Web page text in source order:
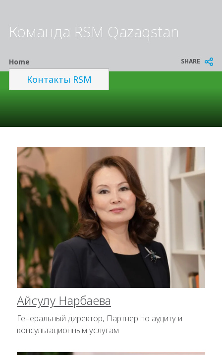
Breadcrumb
Home SHARE
Команда RSM Qazaqstan
Контакты RSM
Айсулу Нарбаева
Генеральный директор, Партнер по аудиту и
консультационным услугам